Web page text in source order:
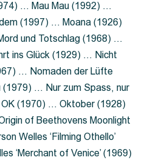
… Mau Mau (1992) …
(1997) … Moana (1926)
und Totschlag (1968) …
ins Glück (1929) … Nicht
… Nomaden der Lüfte
… Nur zum Spass, nur
(1970) … Oktober (1928)
of Beethovens Moonlight
Welles ‘Filming Othello’
‘Merchant of Venice’ (1969)